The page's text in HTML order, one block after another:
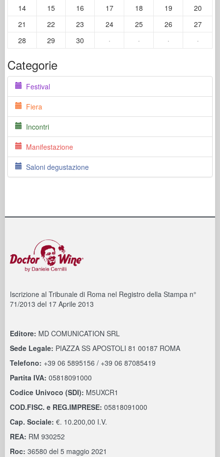
14 15 16 17 18 19
20
21
22 23 24 25 26
27
28
29 30 · · · ·
Categorie
Festival
Fiera
Incontri
Manifestazione
Saloni degustazione
Iscrizione al Tribunale di Roma nel Registro della Stampa n°
71/2013 del 17 Aprile 2013
Editore: MD COMUNICATION SRL
Sede Legale: PIAZZA SS APOSTOLI 81 00187 ROMA
Telefono: +39 06 5895156 / +39 06 87085419
Partita IVA: 05818091000
Codice Univoco (SDI): M5UXCR1
COD.FISC. e REG.IMPRESE: 05818091000
Cap. Sociale: €. 10.200,00 I.V.
REA: RM 930252
Roc: 36580 del 5 maggio 2021